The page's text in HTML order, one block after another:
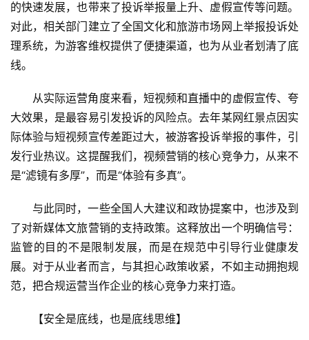
首
页
景
消
文
旅
乡
村
振
兴
登录 注册
的快速发展，也带来了投诉举报量上升、虚假宣传等问题。
对此，相关部门建立了全国文化和旅游市场网上举报投诉处
理系统，为游客维权提供了便捷渠道，也为从业者划清了底
线。
从实际运营角度来看，短视频和直播中的虚假宣传、夸
大效果，是最容易引发投诉的风险点。去年某网红景点因实
际体验与短视频宣传差距过大，被游客投诉举报的事件，引
发行业热议。这提醒我们，视频营销的核心竞争力，从来不
是“滤镜有多厚”，而是“体验有多真”。
与此同时，一些全国人大建议和政协提案中，也涉及到
了对新媒体文旅营销的支持政策。这释放出一个明确信号：
监管的目的不是限制发展，而是在规范中引导行业健康发
展。对于从业者而言，与其担心政策收紧，不如主动拥抱规
范，把合规运营当作企业的核心竞争力来打造。
【安全是底线，也是底线思维】